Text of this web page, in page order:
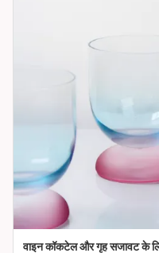
वाइन कॉकटेल और गृह सजावट के